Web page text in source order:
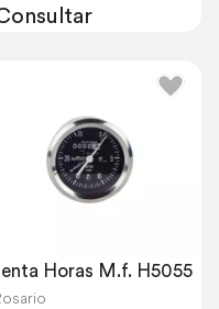
Horas M.f. H5055